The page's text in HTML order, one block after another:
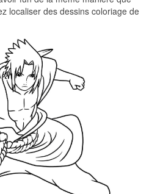
localiser des dessins coloriage de